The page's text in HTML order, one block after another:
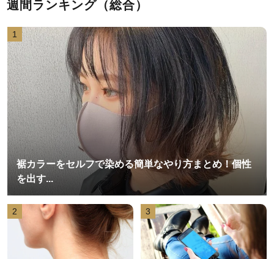
週間ランキング（総合）
1
裾カラーをセルフで染める簡単なやり方まとめ！個性
を出す...
2 3